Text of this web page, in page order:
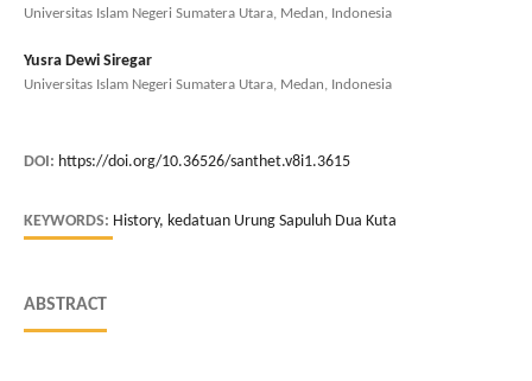
Universitas Islam Negeri Sumatera Utara, Medan, Indonesia
Yusra Dewi Siregar
Universitas Islam Negeri Sumatera Utara, Medan, Indonesia
DOI: https://doi.org/10.36526/santhet.v8i1.3615
KEYWORDS: History, kedatuan Urung Sapuluh Dua Kuta
ABSTRACT